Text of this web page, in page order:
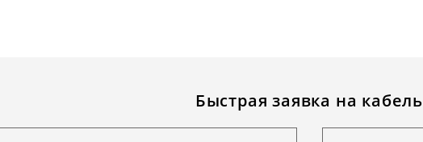
Быстрая заявка на кабель